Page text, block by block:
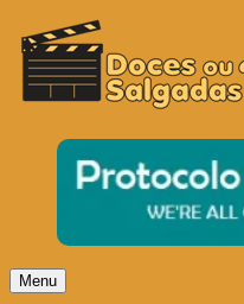
DOCES OU SALGADAS?
O Cinema? Uma Paixão!!
Menu